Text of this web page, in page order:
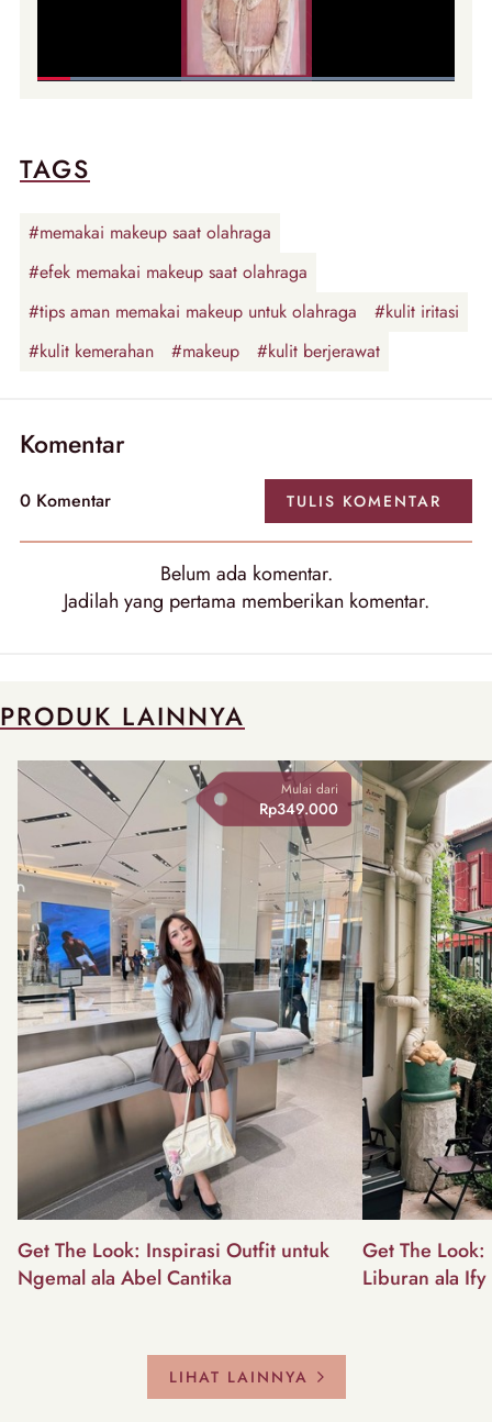
TAGS
#memakai makeup saat olahraga
#efek memakai makeup saat olahraga
#tips aman memakai makeup untuk olahraga
#kulit iritasi
#kulit kemerahan
#makeup #kulit berjerawat
Komentar
0 Komentar TULIS KOMENTAR
Belum ada komentar.
Jadilah yang pertama memberikan komentar.
PRODUK LAINNYA
Mulai dari
Rp349.000
Get The Look: Inspirasi Outfit untuk
Ngemal ala Abel Cantika
Get The
Liburan ala Ify
LIHAT LAINNYA